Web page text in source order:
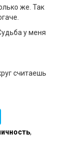
же. Так
у меня
считаешь
,